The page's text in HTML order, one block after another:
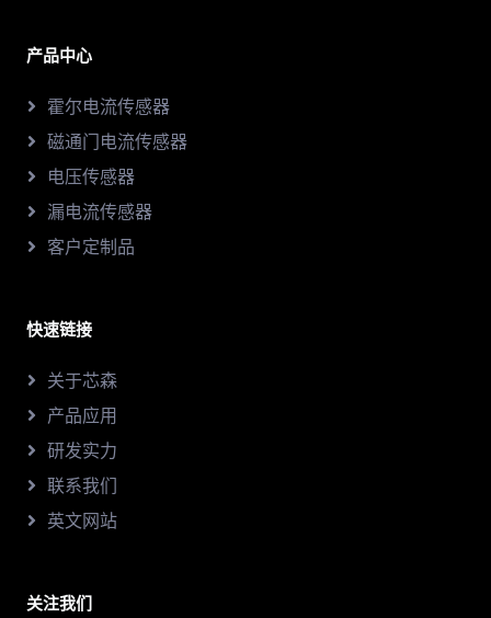
产品中心
霍尔电流传感器
磁通门电流传感器
电压传感器
漏电流传感器
客户定制品
快速链接
关于芯森
产品应用
研发实力
联系我们
英文网站
关注我们